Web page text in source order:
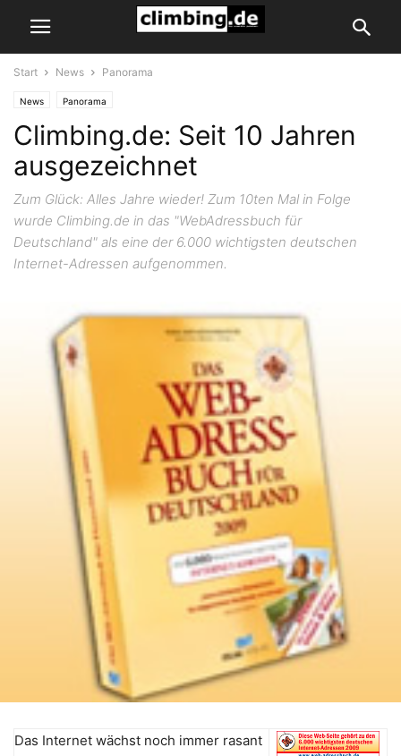
Start News Panorama
News Panorama
Climbing.de: Seit 10 Jahren
ausgezeichnet
Zum Glück: Alles Jahre wieder! Zum 10ten Mal in Folge
wurde Climbing.de in das "WebAdressbuch für
Deutschland" als eine der 6.000 wichtigsten deutschen
Internet-Adressen aufgenommen.
Das Internet wächst noch immer rasant